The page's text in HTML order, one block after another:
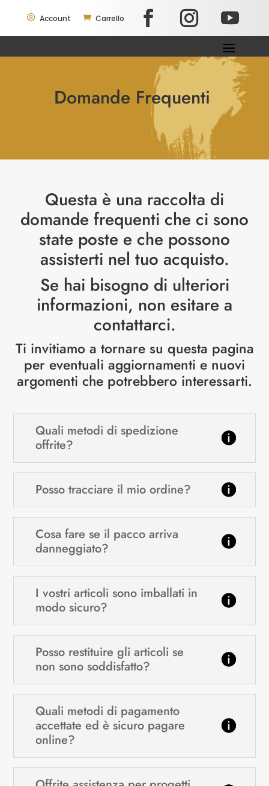
 Account  Carrello
Domande Frequenti
Questa è una raccolta di
domande frequenti che ci sono
state poste e che possono
assisterti nel tuo acquisto.
Se hai bisogno di ulteriori
informazioni, non esitare a
contattarci.
Ti invitiamo a tornare su questa pagina
per eventuali aggiornamenti e nuovi
argomenti che potrebbero interessarti.
Quali metodi di spedizione
offrite?
Posso tracciare il mio ordine?
Cosa fare se il pacco arriva
danneggiato?
I vostri articoli sono imballati in
modo sicuro?
Posso restituire gli articoli se
non sono soddisfatto?
Quali metodi di pagamento
accettate ed è sicuro pagare
online?